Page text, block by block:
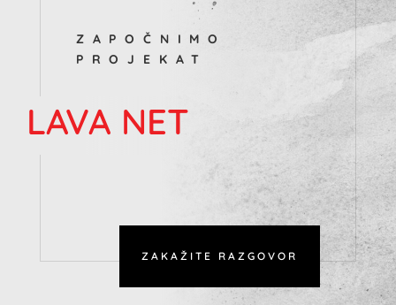
ZAPOČNIMO
PROJEKAT
LAVA NET
ZAKAŽITE RAZGOVOR